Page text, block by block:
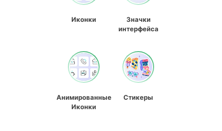
Иконки
Значки
интерфейса
Анимированные
Иконки
Стикеры